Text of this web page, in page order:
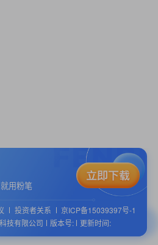
用粉笔
投资者关系
京ICP备15039397号-1
技有限公司
版本号: 更新时间: